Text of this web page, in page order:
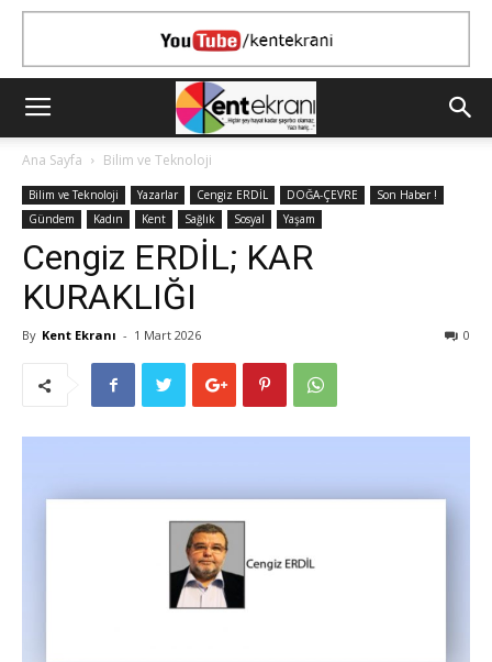
Ana Sayfa Bilim ve Teknoloji
Bilim ve Teknoloji Yazarlar Cengiz ERDİL DOĞA-ÇEVRE
Son Haber !
Gündem
Kadın Kent Sağlık Sosyal Yaşam
Cengiz ERDİL; KAR
KURAKLIĞI
By Kent Ekranı - 1 Mart 2026 0